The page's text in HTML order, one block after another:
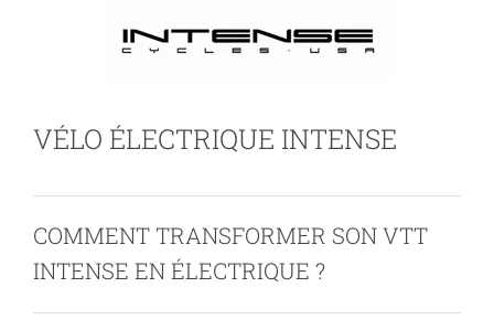
VÉLO ÉLECTRIQUE INTENSE
COMMENT TRANSFORMER SON VTT
INTENSE EN ÉLECTRIQUE ?